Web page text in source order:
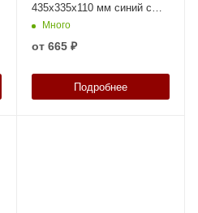
435х335х110 мм синий с
перфорированными
стенками и дном с крышкой
Много
от 665 ₽
Подробнее